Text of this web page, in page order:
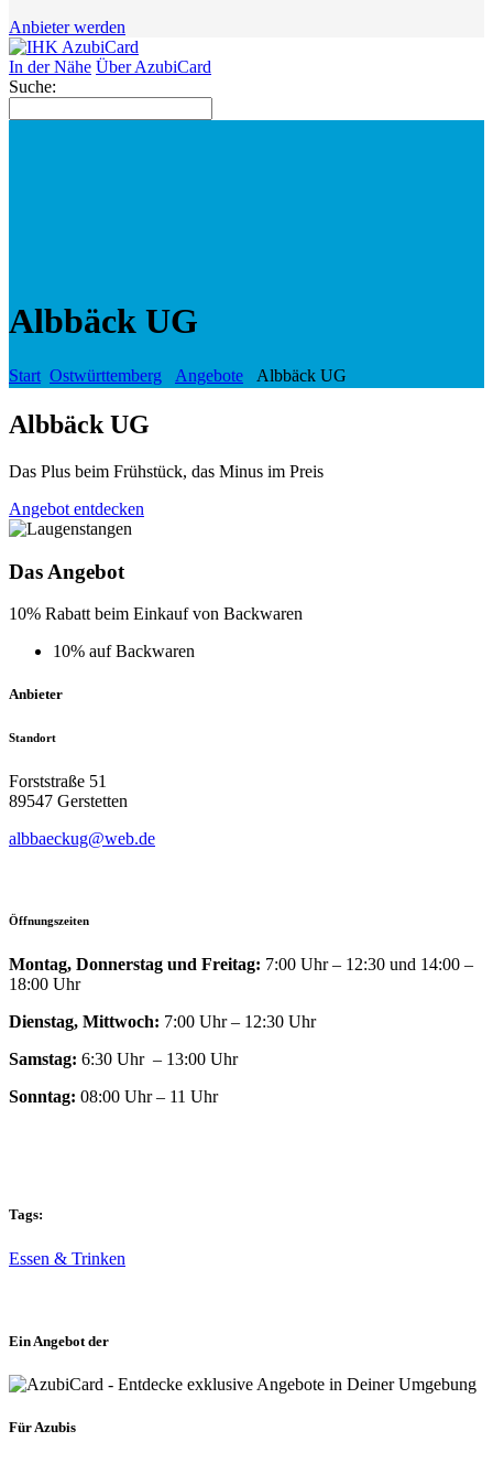
Anbieter werden
In der Nähe Über AzubiCard
Suche:
Albbäck UG
Start Ostwürttemberg Angebote Albbäck UG
Albbäck UG
Das Plus beim Frühstück, das Minus im Preis
Angebot entdecken
Das Angebot
10% Rabatt beim Einkauf von Backwaren
10% auf Backwaren
Anbieter
Standort
Forststraße 51
89547 Gerstetten
albbaeckug@web.de
Öffnungszeiten
Montag, Donnerstag und Freitag: 7:00 Uhr – 12:30 und 14:00 –
18:00 Uhr
Dienstag, Mittwoch: 7:00 Uhr – 12:30 Uhr
Samstag: 6:30 Uhr – 13:00 Uhr
Sonntag: 08:00 Uhr – 11 Uhr
Tags:
Essen & Trinken
Ein Angebot der
Für Azubis